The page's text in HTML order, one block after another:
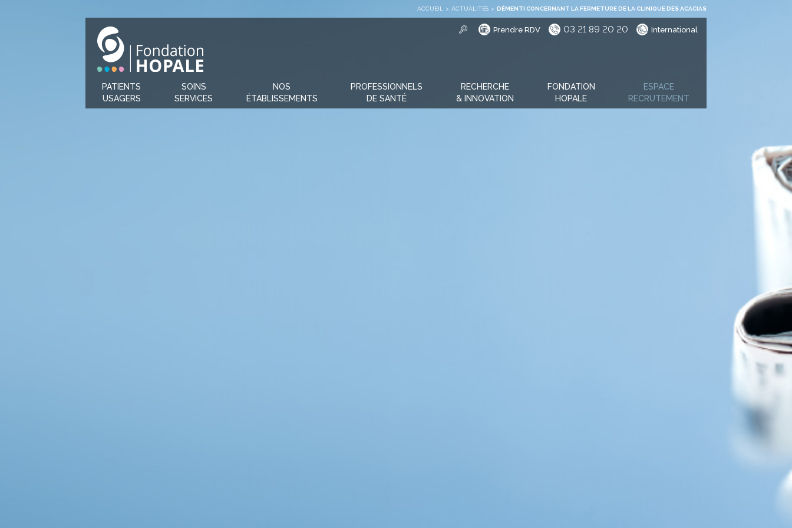
ACCUEIL > ACTUALITÉS > DÉMENTI CONCERNANT LA FERMETURE DE LA CLINIQUE DES ACACIAS
Prendre RDV 03 21 89 20 20 International
PATIENTS
USAGERS
SOINS
SERVICES
NOS
ÉTABLISSEMENTS
PROFESSIONNELS
DE SANTÉ
RECHERCHE
& INNOVATION
FONDATION
HOPALE
ESPACE
RECRUTEMENT